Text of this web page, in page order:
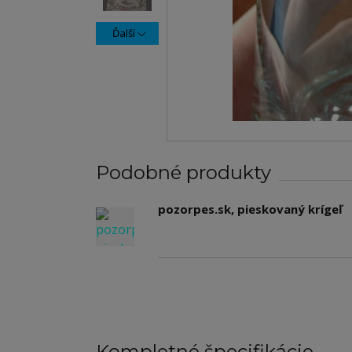
Ďalší
Podobné produkty
pozorpes.sk, pieskovaný krígeľ